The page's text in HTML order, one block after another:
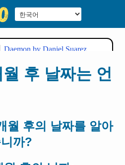
후 날짜는 언
월 후의 날짜를 알아
까?